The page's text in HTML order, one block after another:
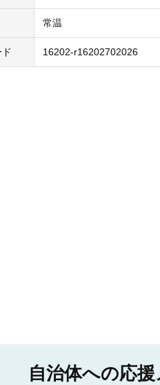
常温
16202-r16202702026
自治体への応